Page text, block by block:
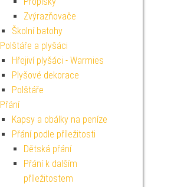
Zvýrazňovače
Školní batohy
Polštáře a plyšáci
Hřejiví plyšáci - Warmies
Plyšové dekorace
Polštáře
Přání
Kapsy a obálky na peníze
Přání podle příležitosti
Dětská přání
Přání k dalším
příležitostem